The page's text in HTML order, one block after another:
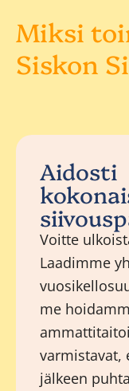
Miksi
Siskon
Aidosti
Voitte
Laadimme
me
varmistavat,
jälkeen